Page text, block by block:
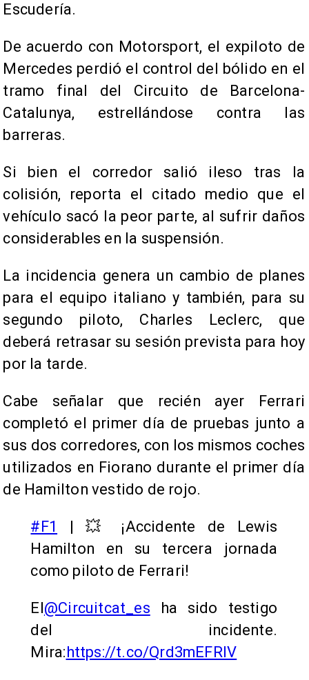
Escudería.
De acuerdo con Motorsport, el expiloto de
Mercedes perdió el control del bólido en el
tramo final del Circuito de Barcelona-
Catalunya, estrellándose contra las
barreras.
Si bien el corredor salió ileso tras la
colisión, reporta el citado medio que el
vehículo sacó la peor parte, al sufrir daños
considerables en la suspensión.
La incidencia genera un cambio de planes
para el equipo italiano y también, para su
segundo piloto, Charles Leclerc, que
deberá retrasar su sesión prevista para hoy
por la tarde.
Cabe señalar que recién ayer Ferrari
completó el primer día de pruebas junto a
sus dos corredores, con los mismos coches
utilizados en Fiorano durante el primer día
de Hamilton vestido de rojo.
#F1
| 💥 ¡Accidente de Lewis
Hamilton en su tercera jornada
como piloto de Ferrari!
El@Circuitcat_es ha sido testigo
del incidente.
Mira:https://t.co/Qrd3mEFRIV